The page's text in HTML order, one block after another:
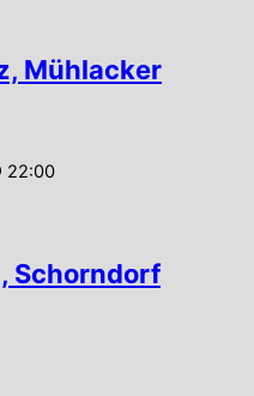
Mühlacker
22:00
Schorndorf